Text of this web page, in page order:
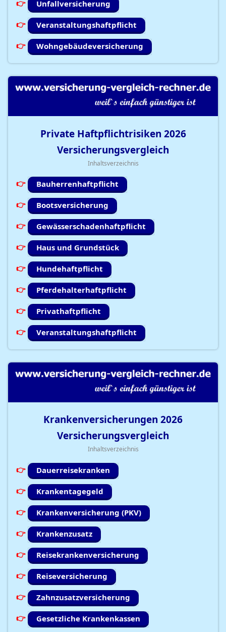
Unfallversicherung
Veranstaltungshaftpflicht
Wohngebäudeversicherung
Private Haftpflichtrisiken 2026
Versicherungsvergleich
Inhaltsverzeichnis
Bauherrenhaftpflicht
Bootsversicherung
Gewässerschadenhaftpflicht
Haus und Grundstück
Hundehaftpflicht
Pferdehalterhaftpflicht
Privathaftpflicht
Veranstaltungshaftpflicht
Krankenversicherungen 2026
Versicherungsvergleich
Inhaltsverzeichnis
Dauerreisekranken
Krankentagegeld
Krankenversicherung (PKV)
Krankenzusatz
Reisekrankenversicherung
Reiseversicherung
Zahnzusatzversicherung
Gesetzliche Krankenkassen